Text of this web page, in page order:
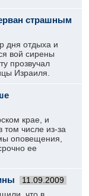
страшным
дня отдыха и
вой сирены
прозвучал
Израиля.
крае, и
том числе из-за
оповещения,
ее
11.09.2009